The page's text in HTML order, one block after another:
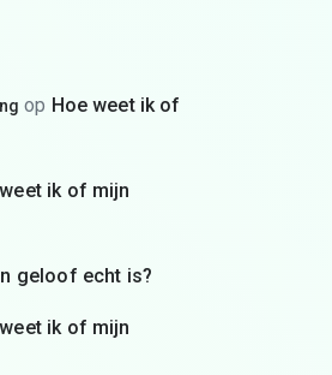
op Hoe weet ik of
ik of mijn
geloof echt is?
ik of mijn